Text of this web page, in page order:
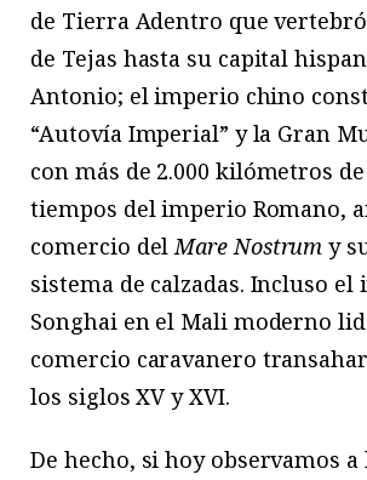
de Tierra Adentro que
de Tejas hasta su capital
Antonio; el imperio chino
“Autovía Imperial” y la Gran
con más de 2.000 kilómetros
tiempos del imperio Romano,
comercio delMare Nostrumy
sistema de calzadas. Incluso el
Songhai en el Mali moderno
comercio caravanero
los siglos XV y XVI.
De hecho, si hoy observamos